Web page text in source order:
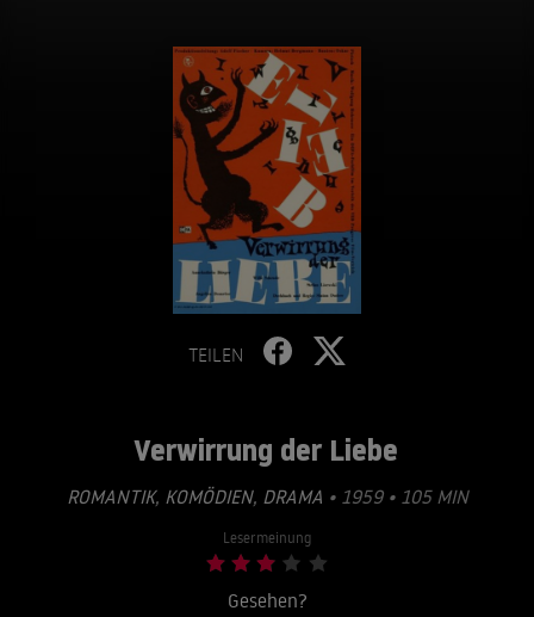
TEILEN
Verwirrung der Liebe
ROMANTIK, KOMÖDIEN, DRAMA • 1959 • 105 MIN
Lesermeinung
Gesehen?